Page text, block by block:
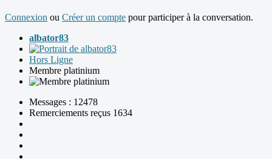
Connexion ou Créer un compte pour participer à la conversation.
albator83
Hors Ligne
Membre platinium
Messages : 12478
Remerciements reçus 1634